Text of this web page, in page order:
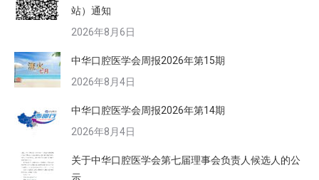
站）通知
2026年8月6日
中华口腔医学会周报2026年第15期
2026年8月4日
中华口腔医学会周报2026年第14期
2026年8月4日
关于中华口腔医学会第七届理事会负责人候选人的公